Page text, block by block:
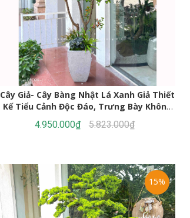
Cây Giả- Cây Bàng Nhật Lá Xanh Giả Thiết
Kế Tiểu Cảnh Độc Đáo, Trưng Bày Không
Gian Mới Lạ (230cm)- CC1388
4.950.000₫ 5.823.000₫
15%